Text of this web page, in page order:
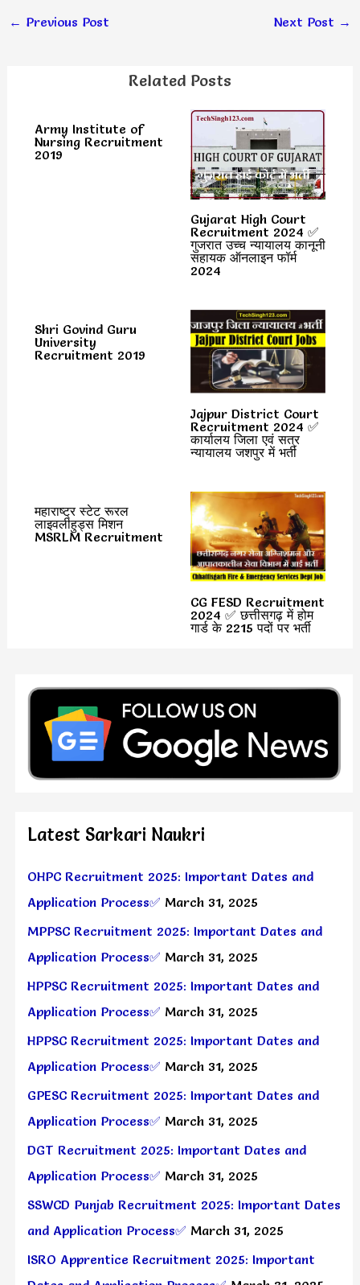
← Previous Post Next Post →
Related Posts
Army Institute of
Nursing Recruitment
2019
Gujarat High Court
Recruitment 2024 ✅
गुजरात उच्च न्यायालय कानूनी
सहायक ऑनलाइन फॉर्म
2024
Shri Govind Guru
University
Recruitment 2019
Jajpur District Court
Recruitment 2024 ✅
कार्यालय जिला एवं सत्र
न्यायालय जशपुर में भर्ती
महाराष्ट्र स्टेट रूरल
लाइवलीहुड्स मिशन
MSRLM Recruitment
CG FESD Recruitment
2024 ✅ छत्तीसगढ़ में होम
गार्ड के 2215 पदों पर भर्ती
Latest Sarkari Naukri
OHPC Recruitment 2025: Important Dates and
Application Process✅ March 31, 2025
MPPSC Recruitment 2025: Important Dates and
Application Process✅ March 31, 2025
HPPSC Recruitment 2025: Important Dates and
Application Process✅ March 31, 2025
HPPSC Recruitment 2025: Important Dates and
Application Process✅ March 31, 2025
GPESC Recruitment 2025: Important Dates and
Application Process✅ March 31, 2025
DGT Recruitment 2025: Important Dates and
Application Process✅ March 31, 2025
SSWCD Punjab Recruitment 2025: Important Dates
and Application Process✅ March 31, 2025
ISRO Apprentice Recruitment 2025: Important